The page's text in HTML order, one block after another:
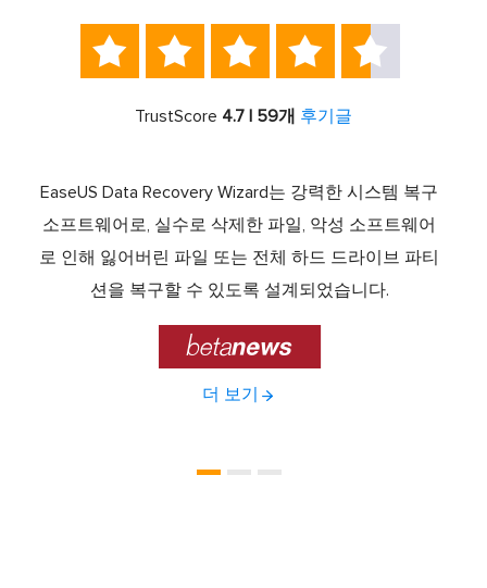
    
TrustScore 4.7 | 59개 후기글
EaseUS Data Recovery Wizard는 강력한 시스템 복구
소프트웨어로, 실수로 삭제한 파일, 악성 소프트웨어
로 인해 잃어버린 파일 또는 전체 하드 드라이브 파티
션을 복구할 수 있도록 설계되었습니다.

더 보기